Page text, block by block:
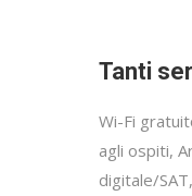
Tanti
Wi-Fi
agli ospiti,
digitale/